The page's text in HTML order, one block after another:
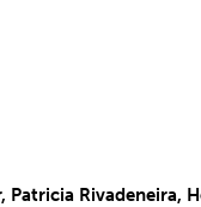
Patricia Rivadeneira,